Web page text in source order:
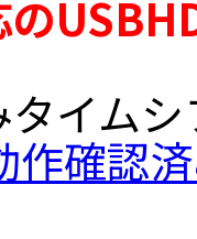
イムシ
作確認